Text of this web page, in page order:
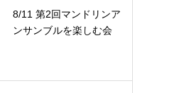
8/11 第2回マンドリンア
ンサンブルを楽しむ会